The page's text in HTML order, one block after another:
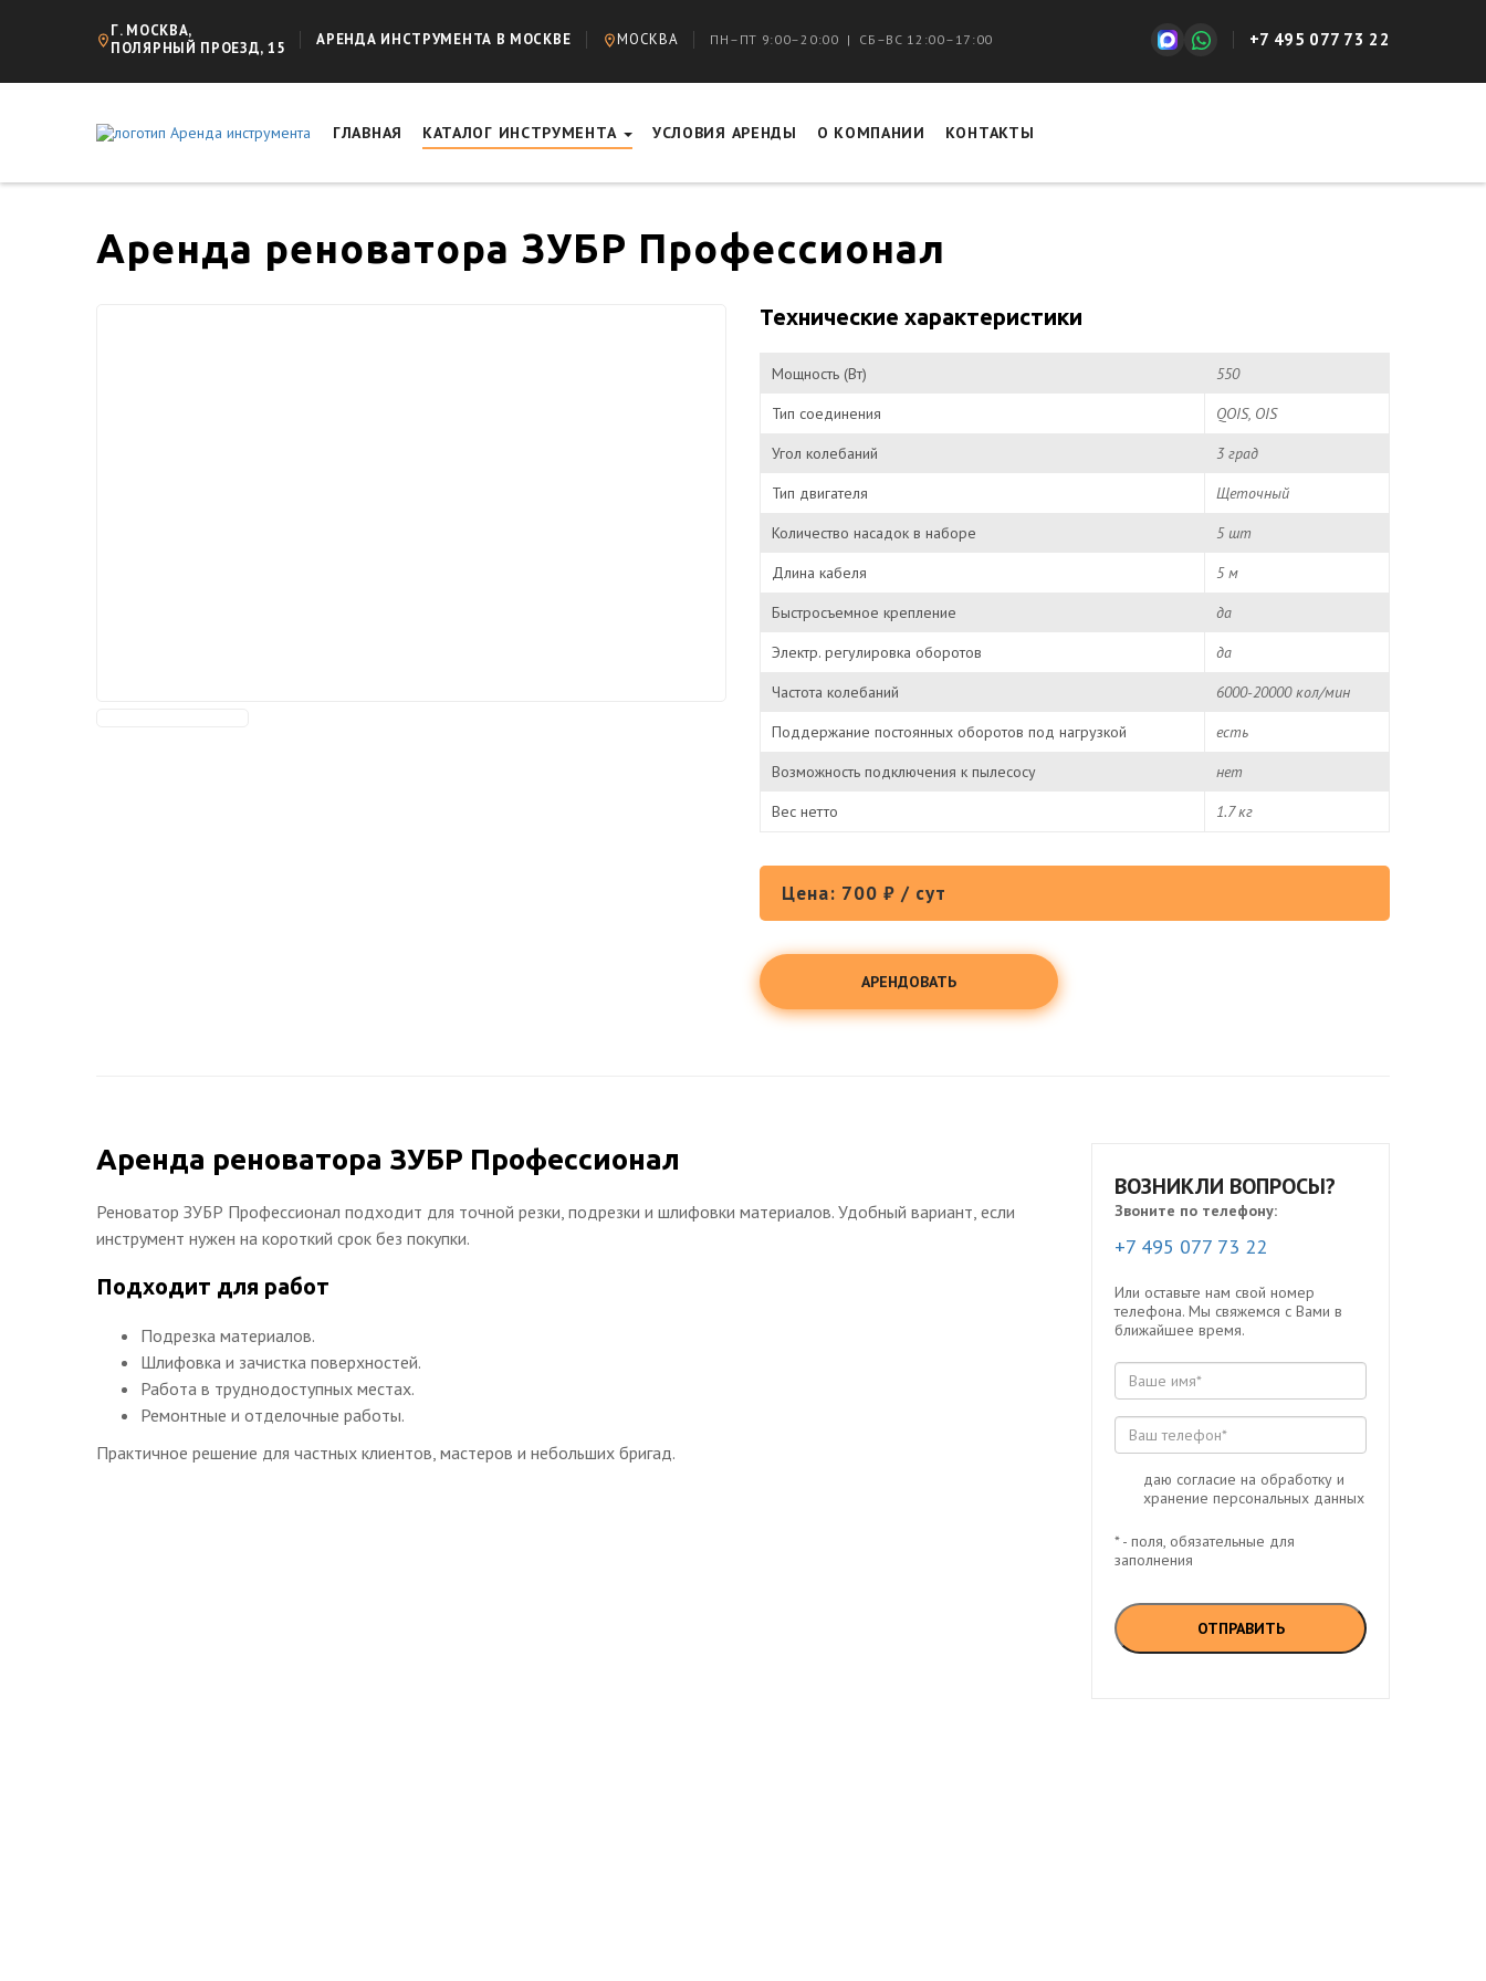
Г. МОСКВА,
ПОЛЯРНЫЙ ПРОЕЗД, 15
АРЕНДА ИНСТРУМЕНТА В МОСКВЕ МОСКВА ПН–ПТ 9:00–20:00 | СБ–ВС 12:00–17:00 +7 495 077 73 22
ГЛАВНАЯ КАТАЛОГ ИНСТРУМЕНТА УСЛОВИЯ АРЕНДЫ О КОМПАНИИ КОНТАКТЫ
Аренда реноватора ЗУБР Профессионал
Технические характеристики
Мощность (Вт)
550
Тип соединения
QOIS, OIS
Угол колебаний
3 град
Тип двигателя
Щеточный
Количество насадок в наборе
5 шт
Длина кабеля
5 м
Быстросъемное крепление
да
Электр. регулировка оборотов
да
Частота колебаний
6000-20000 кол/мин
Поддержание постоянных оборотов под нагрузкой
есть
Возможность подключения к пылесосу
нет
Вес нетто
1.7 кг
Цена: 700 ₽ / сут
АРЕНДОВАТЬ
Аренда реноватора ЗУБР Профессионал
Реноватор ЗУБР Профессионал подходит для точной резки, подрезки и шлифовки материалов. Удобный вариант, если
инструмент нужен на короткий срок без покупки.
Подходит для работ
Подрезка материалов.
Шлифовка и зачистка поверхностей.
Работа в труднодоступных местах.
Ремонтные и отделочные работы.
Практичное решение для частных клиентов, мастеров и небольших бригад.
ВОЗНИКЛИ ВОПРОСЫ?
Звоните по телефону:
+7 495 077 73 22
Или оставьте нам свой номер
телефона. Мы свяжемся с Вами в
ближайшее время.
даю согласие на обработку и
хранение персональных данных
* - поля, обязательные для
заполнения